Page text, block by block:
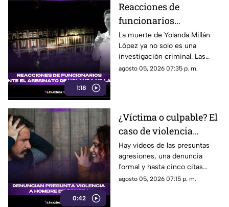
1:18
Reacciones de
funcionarios
Morelenses ante el
asesinato de Yolanda
Millán, ayudante
municipal de
La muerte de Yolanda Millán
López ya no solo es una
investigación criminal. Las
reacciones continúan
fuertes. ¿Qué dijeron las
autoridades y qué sigue en el
caso?
agosto 05, 2026 07:35 p. m.
0:42
¿Víctima o culpable? El
caso de violencia
contra los hombres en
Sonora que está
generando
conversación en redes
Hay videos de las presuntas
agresiones, una denuncia
formal y hasta cinco citas
psicológicas canceladas; aun
agosto 05, 2026 07:15 p. m.